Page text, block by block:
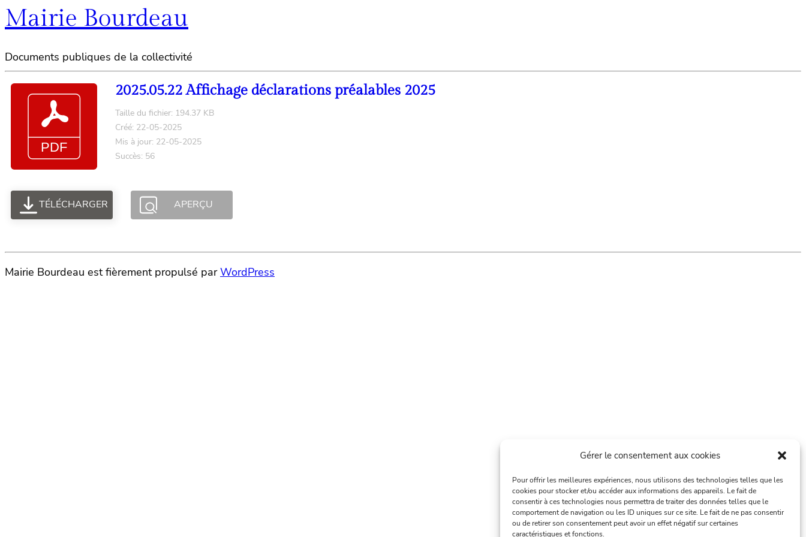
Gérer le consentement aux cookies
Pour offrir les meilleures expériences, nous utilisons des technologies telles que les
cookies pour stocker et/ou accéder aux informations des appareils. Le fait de
consentir à ces technologies nous permettra de traiter des données telles que le
comportement de navigation ou les ID uniques sur ce site. Le fait de ne pas consentir
ou de retirer son consentement peut avoir un effet négatif sur certaines
caractéristiques et fonctions.
Mairie Bourdeau
Documents publiques de la collectivité
2025.05.22 Affichage déclarations préalables 2025
Taille du fichier: 194.37 KB
Créé: 22-05-2025
Mis à jour: 22-05-2025
Succès: 56
TÉLÉCHARGER APERÇU
Mairie Bourdeau est fièrement propulsé parWordPress